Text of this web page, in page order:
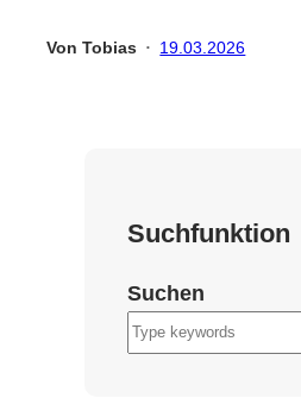
Von Tobias • 19.03.2026
Suchfunktion
Suchen